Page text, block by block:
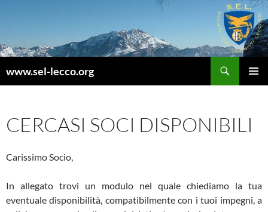
www.sel-lecco.org
CERCASI SOCI DISPONIBILI
Carissimo Socio,
In allegato trovi un modulo nel quale chiediamo la tua
eventuale disponibilità, compatibilmente con i tuoi impegni, a